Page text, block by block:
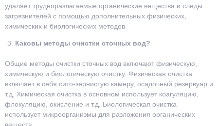
удаляет трудноразлагаемые органические вещества и следы
загрязнителей с помощью дополнительных физических,
химических и биологических методов.
Каковы методы очистки сточных вод?
Общие методы очистки сточных вод включают физическую,
химическую и биологическую очистку. Физическая очистка
включает в себя сито-зернистую камеру, осадочный резервуар и
т.д. Химическая очистка в основном использует коагуляцию,
флокуляцию, окисление и т.д. Биологическая очистка
использует микроорганизмы для разложения органических